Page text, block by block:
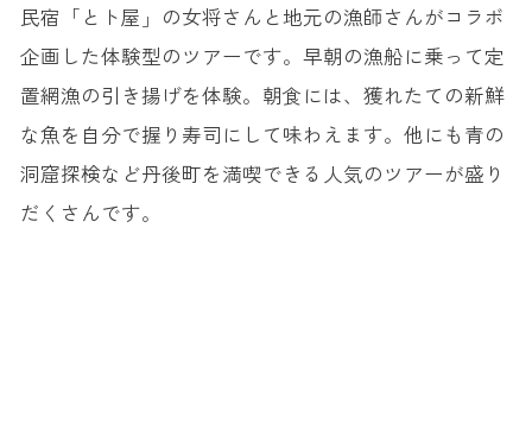
民宿「とト屋」の女将さんと地元の漁師さんがコラボ
企画した体験型のツアーです。早朝の漁船に乗って定
置網漁の引き揚げを体験。朝食には、獲れたての新鮮
な魚を自分で握り寿司にして味わえます。他にも青の
洞窟探検など丹後町を満喫できる人気のツアーが盛り
だくさんです。